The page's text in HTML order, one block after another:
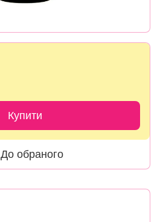
Купити
До обраного